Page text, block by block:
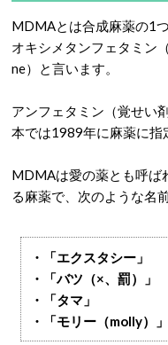
MDMAとは合成麻薬の1
オキシメタンフェタミン
ne）と言います。
アンフェタミン（覚せい
本では1989年に麻薬に指
MDMAは愛の薬とも呼ば
る麻薬で、次のような名
・「エクスタシー」
・「バツ（×、罰）」
・「タマ」
・「モリー（molly）」